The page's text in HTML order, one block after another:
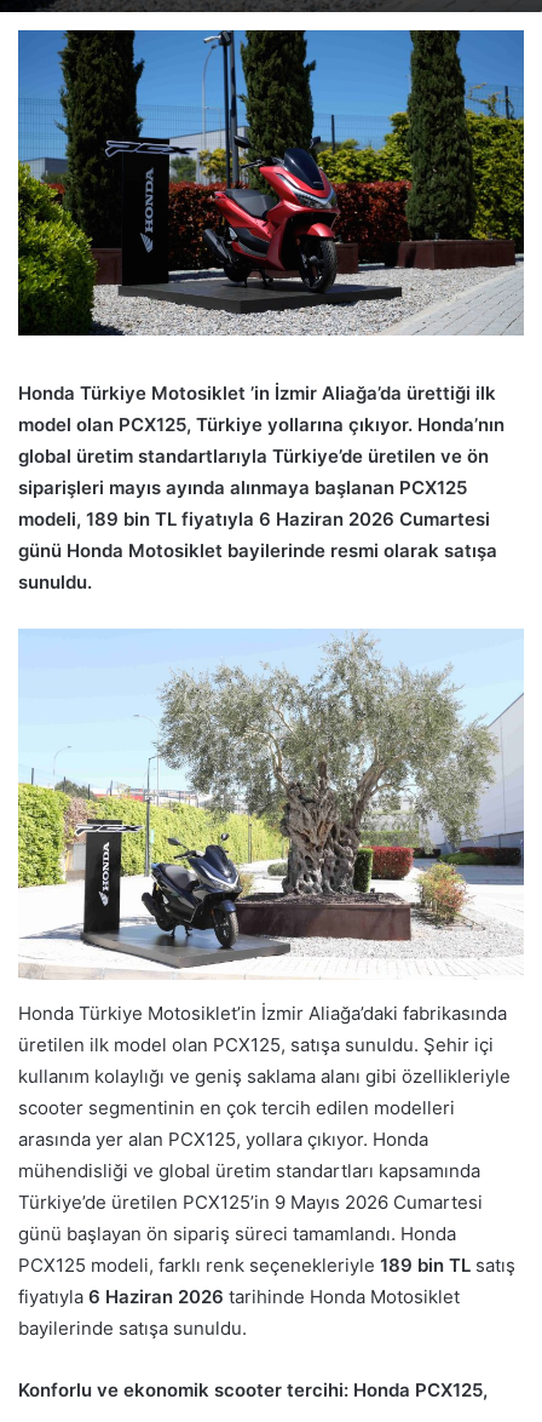
Honda Türkiye Motosiklet ’in İzmir Aliağa’da ürettiği ilk
model olan PCX125, Türkiye yollarına çıkıyor. Honda’nın
global üretim standartlarıyla Türkiye’de üretilen ve ön
siparişleri mayıs ayında alınmaya başlanan PCX125
modeli, 189 bin TL fiyatıyla 6 Haziran 2026 Cumartesi
günü Honda Motosiklet bayilerinde resmi olarak satışa
sunuldu.
Honda Türkiye Motosiklet’in İzmir Aliağa’daki fabrikasında
üretilen ilk model olan PCX125, satışa sunuldu. Şehir içi
kullanım kolaylığı ve geniş saklama alanı gibi özellikleriyle
scooter segmentinin en çok tercih edilen modelleri
arasında yer alan PCX125, yollara çıkıyor. Honda
mühendisliği ve global üretim standartları kapsamında
Türkiye’de üretilen PCX125’in 9 Mayıs 2026 Cumartesi
günü başlayan ön sipariş süreci tamamlandı. Honda
PCX125 modeli, farklı renk seçenekleriyle 189 bin TL satış
fiyatıyla 6 Haziran 2026 tarihinde Honda Motosiklet
bayilerinde satışa sunuldu.
Konforlu ve ekonomik scooter tercihi: Honda PCX125,